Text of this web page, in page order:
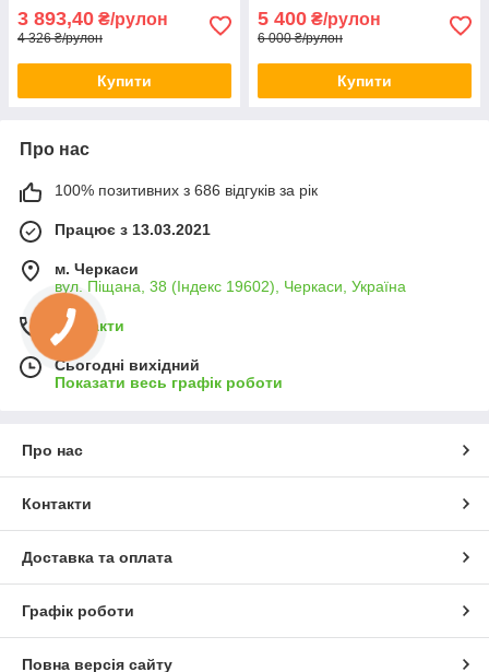
3 893,40 ₴/рулон
4 326 ₴/рулон
Купити
5 400 ₴/рулон
6 000 ₴/рулон
Купити
Про нас
100% позитивних з 686 відгуків за рік
Працює з 13.03.2021
м. Черкаси
вул. Піщана, 38 (Індекс 19602), Черкаси, Україна
Контакти
Сьогодні вихідний
Показати весь графік роботи
Про нас
Контакти
Доставка та оплата
Графік роботи
Повна версія сайту